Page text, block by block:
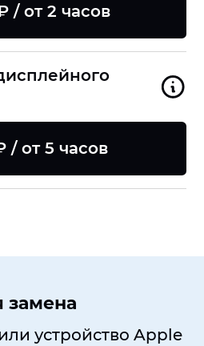
/ от 2 часов
/ от 5 часов
замена
устройство Apple